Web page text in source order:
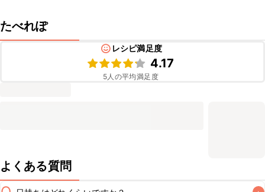
たべれぽ
レシピ満足度
4.17
5人の平均満足度
よくある質問